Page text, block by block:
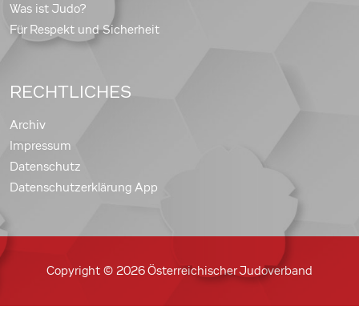
Was ist Judo?
Für Respekt und Sicherheit
RECHTLICHES
Archiv
Impressum
Datenschutz
Datenschutzerklärung App
Copyright © 2026 Österreichischer Judoverband